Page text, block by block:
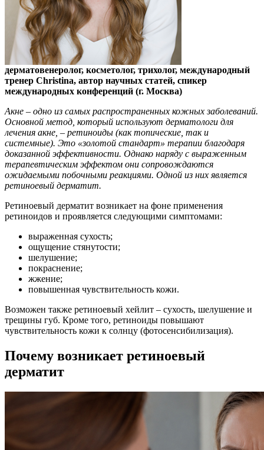
дерматовенеролог, косметолог, трихолог, международный
тренер Christina, автор научных статей, спикер
международных конференций (г. Москва)
Акне – одно из самых распространенных кожных заболеваний.
Основной метод, который используют дерматологи для
лечения акне, – ретиноиды (как топические, так и
системные). Это «золотой стандарт» терапии благодаря
доказанной эффективности. Однако наряду с выраженным
терапевтическим эффектом они сопровождаются
ожидаемыми побочными реакциями. Одной из них является
ретиноевый дерматит.
Ретиноевый дерматит возникает на фоне применения
ретиноидов и проявляется следующими симптомами:
выраженная сухость;
ощущение стянутости;
шелушение;
покраснение;
жжение;
повышенная чувствительность кожи.
Возможен также ретиноевый хейлит – сухость, шелушение и
трещины губ. Кроме того, ретиноиды повышают
чувствительность кожи к солнцу (фотосенсибилизация).
Почему возникает ретиноевый
дерматит